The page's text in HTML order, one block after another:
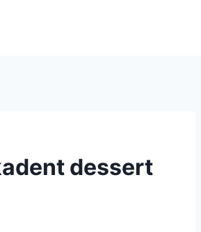
dessert